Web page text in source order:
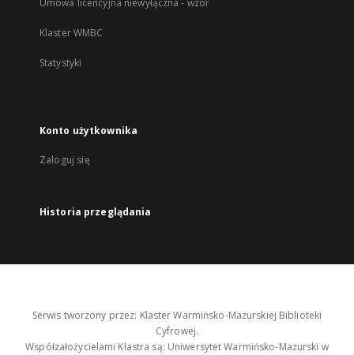
Umowa licencyjna niewyłączna - wzór
Klaster WMBC
Statystyki
Konto użytkownika
Zaloguj się
Historia przeglądania
Serwis tworzony przez: Klaster Warmińsko-Mazurskiej Biblioteki
Cyfrowej.
Współzałożycielami Klastra są: Uniwersytet Warmińsko-Mazurski w